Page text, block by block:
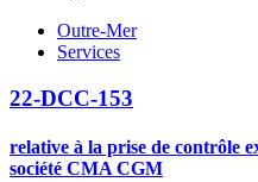
Outre-Mer
Services
22-DCC-153
relative à la prise de contrôle
société CMA CGM